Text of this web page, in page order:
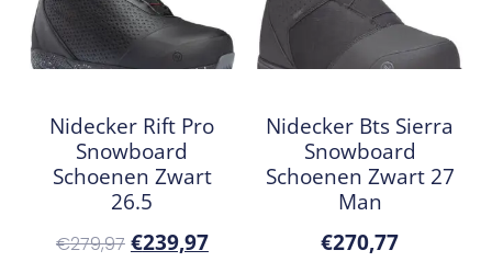
Nidecker Rift Pro
Snowboard
Schoenen Zwart
26.5
€279,97 €239,97
Nidecker Bts Sierra
Snowboard
Schoenen Zwart 27
Man
€270,77